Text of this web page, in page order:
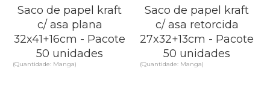
Saco de papel kraft
c/ asa plana
32x41+16cm - Pacote
50 unidades
(Quantidade: Manga)
Saco de papel kraft
c/ asa retorcida
27x32+13cm - Pacote
50 unidades
(Quantidade: Manga)